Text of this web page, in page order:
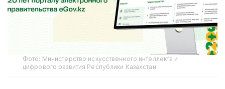
Фото: Министерство искусственного интеллекта и
цифрового развития Республики Казахстан